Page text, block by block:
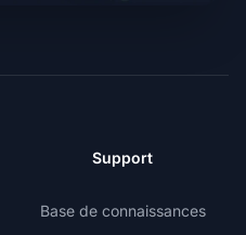
Support
Base de connaissances